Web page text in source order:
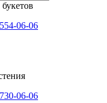
06-06
06-06